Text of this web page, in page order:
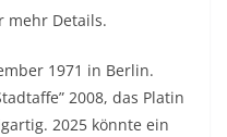
mehr Details.
1971 in Berlin.
2008, das Platin
2025 könnte ein